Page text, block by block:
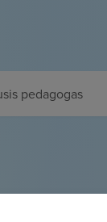
pedagogas